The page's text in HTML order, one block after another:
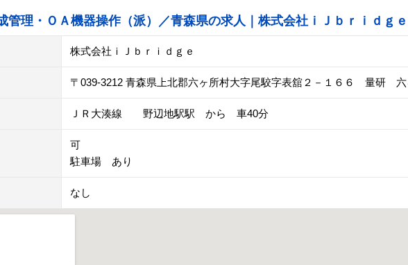
管理・ＯＡ機器操作（派）／青森県の求人｜株式会社ｉＪｂｒｉｄｇｅ
株式会社ｉＪｂｒｉｄｇｅ
〒039-3212 青森県上北郡六ヶ所村大字尾駮字表舘２－１６６ 量研
ＪＲ大湊線 野辺地駅駅 から 車40分
可
駐車場 あり
なし